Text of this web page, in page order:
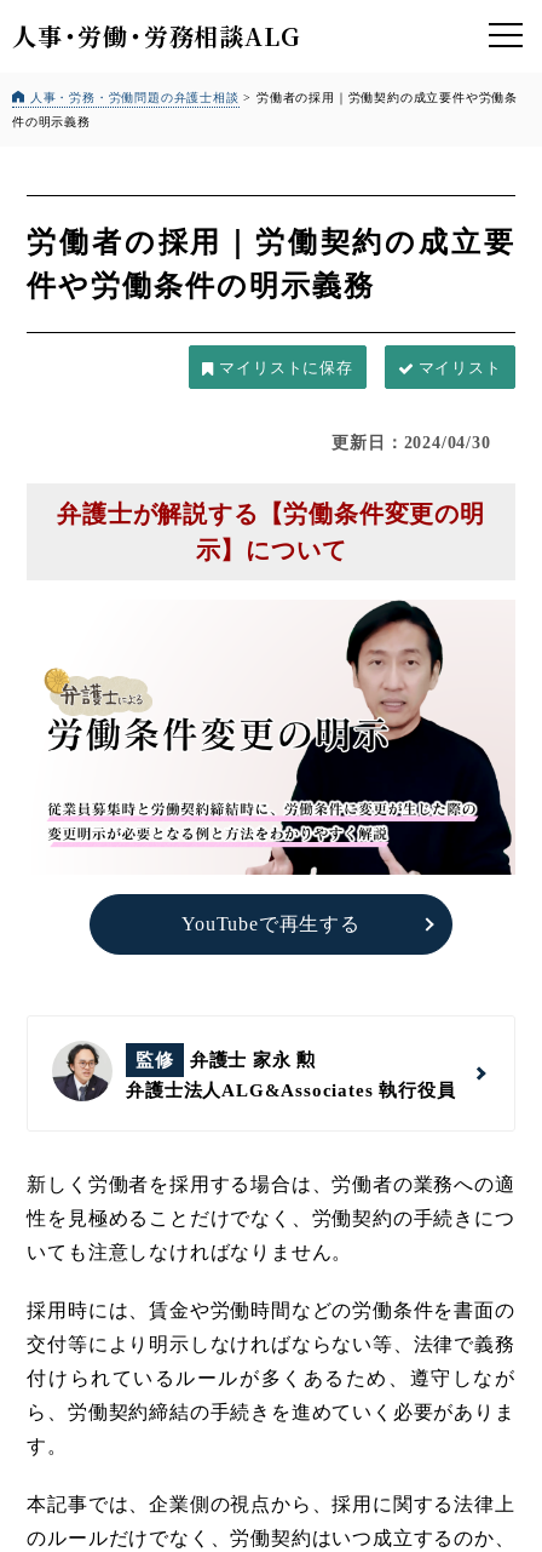
人事・労働・労務相談ALG
人事・労務・労働問題の弁護士相談 >労働者の採用｜労働契約の成立要件や労働条
件の明示義務
労働者の採用｜労働契約の成立要
件や労働条件の明示義務
マイリスト
更新日：2024/04/30
弁護士が解説する【労働条件変更の明
示】について
YouTubeで再生する
監修
弁護士 家永 勲
弁護士法人ALG&Associates執行役員
新しく労働者を採用する場合は、労働者の業務への適
性を見極めることだけでなく、労働契約の手続きにつ
いても注意しなければなりません。
採用時には、賃金や労働時間などの労働条件を書面の
交付等により明示しなければならない等、法律で義務
付けられているルールが多くあるため、遵守しなが
ら、労働契約締結の手続きを進めていく必要がありま
す。
本記事では、企業側の視点から、採用に関する法律上
のルールだけでなく、労働契約はいつ成立するのか、